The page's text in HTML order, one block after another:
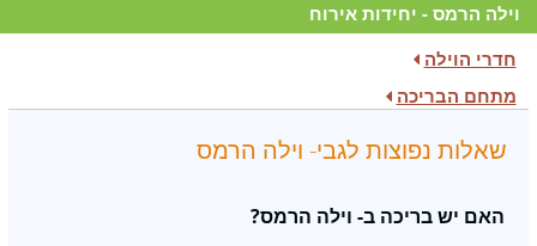
וילה הרמס - יחידות אירוח
חדרי הוילה
מתחם הבריכה
שאלות נפוצות לגבי- וילה הרמס
האם יש בריכה ב- וילה הרמס?